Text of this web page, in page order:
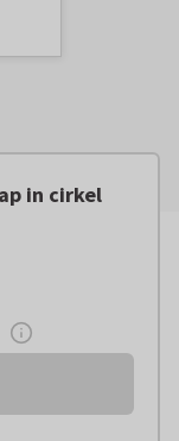
in cirkel